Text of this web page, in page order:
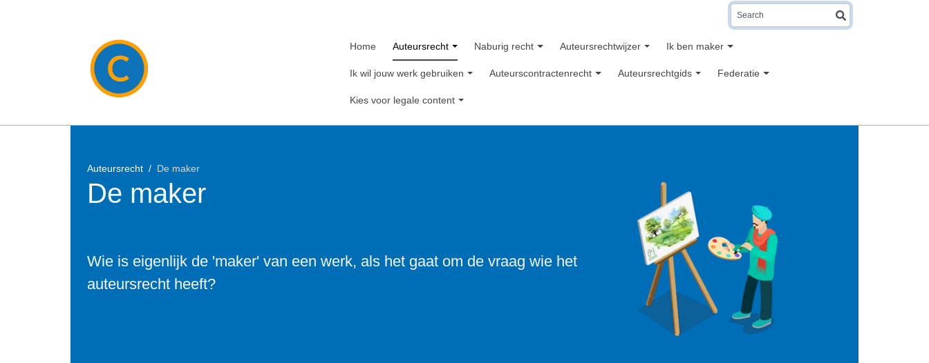
Home Auteursrecht Naburig recht Auteursrechtwijzer Ik ben maker
Ik wil jouw werk gebruiken Auteurscontractenrecht Auteursrechtgids Federatie
Kies voor legale content
Auteursrecht De maker
De maker
Wie is eigenlijk de 'maker' van een werk, als het gaat om de vraag wie het
auteursrecht heeft?